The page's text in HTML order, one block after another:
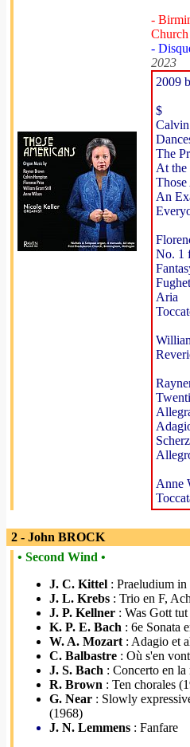
-
Church
-
2023
2009
$
The
At the
Those
An
No. 1
Aria
Anne
2 - John BROCK
• Second Wind •
J. C. Kittel : Praeludium
J. L. Krebs : Trio en F,
J. P. Kellner : Was Gott
K. P. E. Bach : 6e Sonata
W. A. Mozart : Adagio et
C. Balbastre : Où s'en
J. S. Bach : Concerto en
R. Brown : Ten chorales
G. Near : Slowly
(1968)
J. N. Lemmens : Fanfare